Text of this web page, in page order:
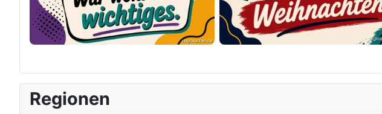
Original herunterladen
Regionen